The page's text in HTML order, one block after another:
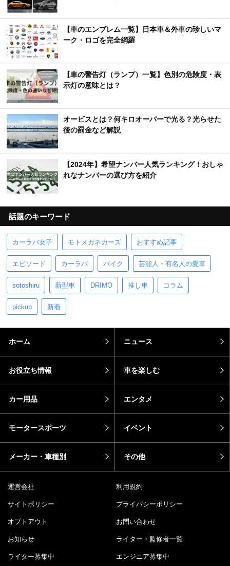
【車のエンブレム一覧】日本車＆外車の珍しいマ
ーク・ロゴを完全網羅
【車の警告灯（ランプ）一覧】色別の危険度・表
示灯の意味とは？
オービスとは？何キロオーバーで光る？光らせた
後の罰金など解説
【2024年】希望ナンバー人気ランキング！おしゃ
れなナンバーの選び方を紹介
話題のキーワード
カーラバ女子 モトメガネカーズ おすすめ記事
エピソード カーラバ バイク 芸能人・有名人の愛車
sotoshiru 新型車 DRIMO 推し車 コラム
pickup 新着
ホーム ニュース
お役立ち情報 車を楽しむ
カー用品 エンタメ
モータースポーツ イベント
メーカー・車種別 その他
運営会社 利用規約
サイトポリシー プライバシーポリシー
オプトアウト お問い合わせ
お知らせ ライター・監修者一覧
ライター募集中 エンジニア募集中